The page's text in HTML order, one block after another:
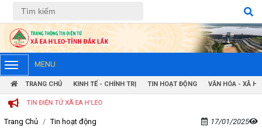
Tiếng Việt Tiếng Anh
MENU
TRANG CHỦ KINH TẾ - CHÍNH TRỊ TIN HOẠT ĐỘNG VĂN HÓA - XÃ
TỬ XÃ EA H'LEO
Trang Chủ Tin hoạt động 17/01/2025